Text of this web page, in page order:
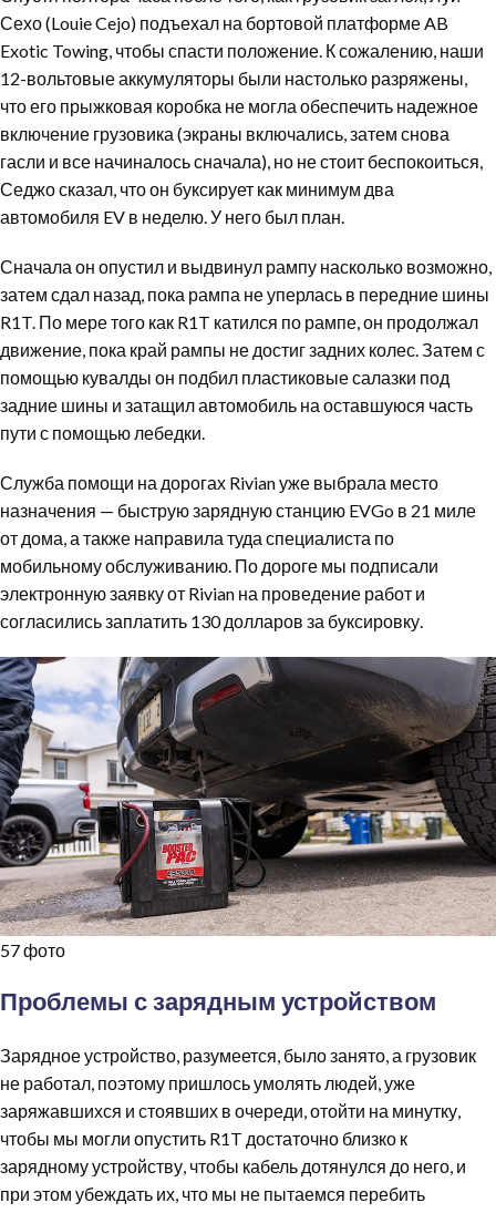
Сехо (Louie Cejo) подъехал на бортовой платформе AB
Exotic Towing, чтобы спасти положение. К сожалению, наши
12-вольтовые аккумуляторы были настолько разряжены,
что его прыжковая коробка не могла обеспечить надежное
включение грузовика (экраны включались, затем снова
гасли и все начиналось сначала), но не стоит беспокоиться,
Седжо сказал, что он буксирует как минимум два
автомобиля EV в неделю. У него был план.
Сначала он опустил и выдвинул рампу насколько возможно,
затем сдал назад, пока рампа не уперлась в передние шины
R1T. По мере того как R1T катился по рампе, он продолжал
движение, пока край рампы не достиг задних колес. Затем с
помощью кувалды он подбил пластиковые салазки под
задние шины и затащил автомобиль на оставшуюся часть
пути с помощью лебедки.
Служба помощи на дорогах Rivian уже выбрала место
назначения — быструю зарядную станцию EVGo в 21 миле
от дома, а также направила туда специалиста по
мобильному обслуживанию. По дороге мы подписали
электронную заявку от Rivian на проведение работ и
согласились заплатить 130 долларов за буксировку.
57 фото
Проблемы с зарядным устройством
Зарядное устройство, разумеется, было занято, а грузовик
не работал, поэтому пришлось умолять людей, уже
заряжавшихся и стоявших в очереди, отойти на минутку,
чтобы мы могли опустить R1T достаточно близко к
зарядному устройству, чтобы кабель дотянулся до него, и
при этом убеждать их, что мы не пытаемся перебить